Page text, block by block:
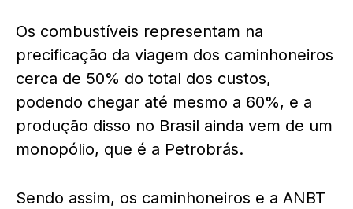
Os combustíveis representam na
precificação da viagem dos caminhoneiros
cerca de 50% do total dos custos,
podendo chegar até mesmo a 60%, e a
produção disso no Brasil ainda vem de um
monopólio, que é a Petrobrás.
Sendo assim, os caminhoneiros e a ANBT